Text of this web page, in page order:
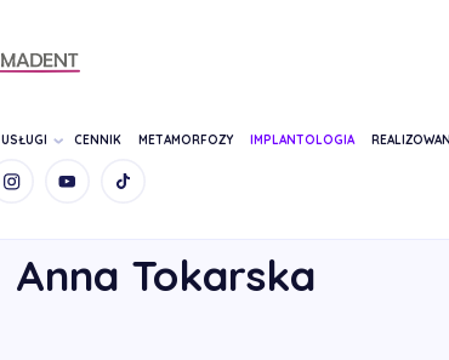
USŁUGI CENNIK METAMORFOZY IMPLANTOLOGIA
Anna Tokarska